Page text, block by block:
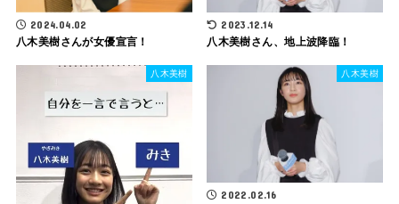
2024.04.02
八木美樹さんが女優宣言！
2023.12.14
八木美樹さん、地上波降臨！
八木美樹 八木美樹
2022.02.16